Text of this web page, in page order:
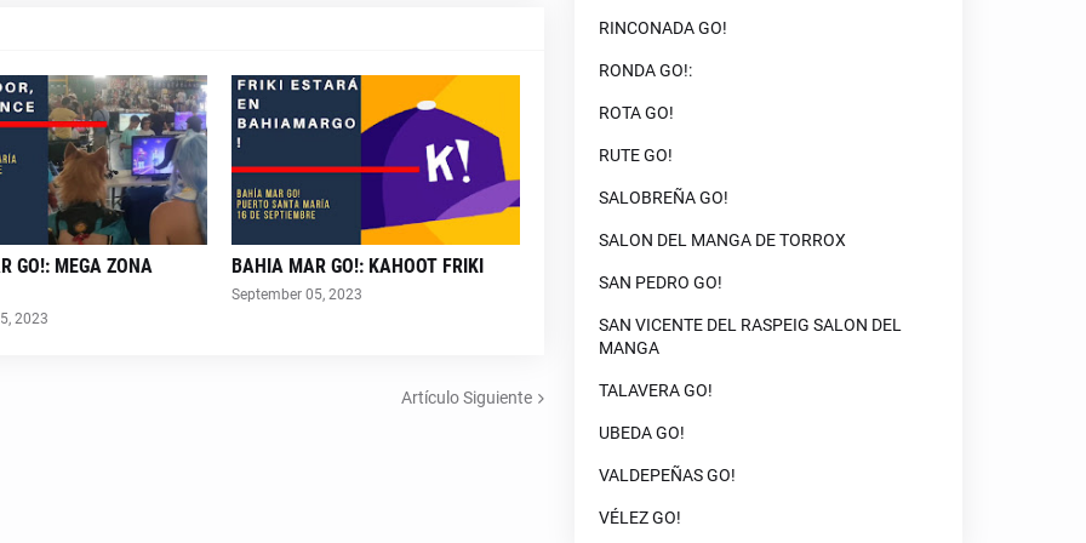
GO!: MEGA ZONA
2023
BAHIA MAR GO!: KAHOOT FRIKI
September 05, 2023
Artículo Siguiente
RINCONADA GO!
RONDA GO!:
ROTA GO!
RUTE GO!
SALOBREÑA GO!
SALON DEL MANGA DE TORROX
SAN PEDRO GO!
SAN VICENTE DEL RASPEIG SALON DEL
MANGA
TALAVERA GO!
UBEDA GO!
VALDEPEÑAS GO!
VÉLEZ GO!